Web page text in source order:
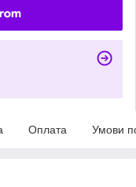
Оплата Умови